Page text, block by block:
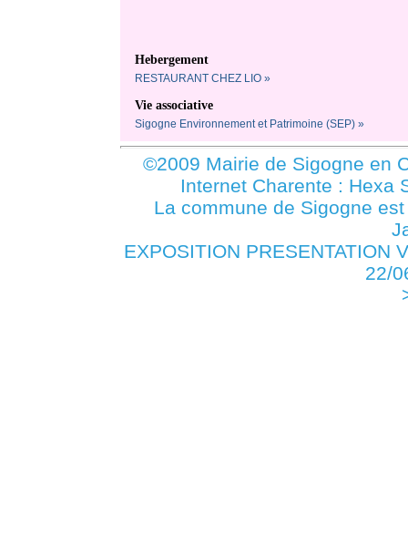
Hebergement
RESTAURANT CHEZ LIO »
Vie associative
Sigogne Environnement et Patrimoine (SEP) »
©2009 Mairie de Sigogne en
Internet Charente : Hexa
La commune de Sigogne
EXPOSITION PRESENTATION
22/